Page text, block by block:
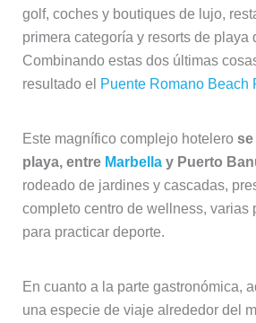
golf, coches y boutiques de lujo,
primera categoría y resorts de playa
Combinando estas dos últimas
resultado el
Puente Romano Beach
Este magnífico complejo hotelero se
playa, entre Marbellay Puerto
rodeado de jardines y cascadas,
completo centro de wellness, varias
para practicar deporte.
En cuanto a la parte gastronómica,
una especie de viaje alrededor del